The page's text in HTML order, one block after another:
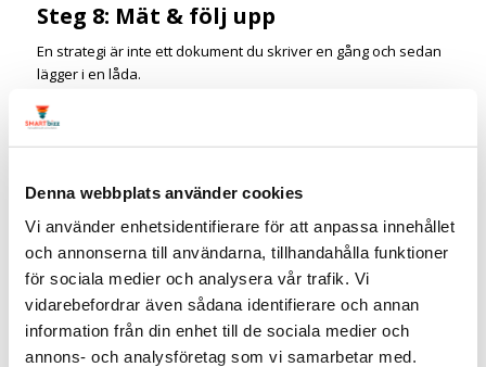
Denna webbplats använder cookies
Vi använder enhetsidentifierare för att anpassa innehållet
och annonserna till användarna, tillhandahålla funktioner
för sociala medier och analysera vår trafik. Vi
vidarebefordrar även sådana identifierare och annan
information från din enhet till de sociala medier och
annons- och analysföretag som vi samarbetar med.
Steg 8: Mät & följ upp
En strategi är inte ett dokument du skriver en gång och sedan
lägger i en låda.
något inte fungerar.
Använd statistiken direkt i respektive plattform som ett första
På LinkedIn ser du räckvidd, engagemang och klick per inlägg.
Vill du spåra trafik och konverteringar vidare till din webbplats
rekommenderar jag att du UTM-taggar dina inlägg och följer
upp i Google Analytics. Google har ett
gratis verktyg för UTM-
tagg, det gör att du lättare kan mäta trafiken men det fungerar
utmärkt att använda exempelvis Bitly.
Håll också koll på nyheter och förändringar i algoritmerna.